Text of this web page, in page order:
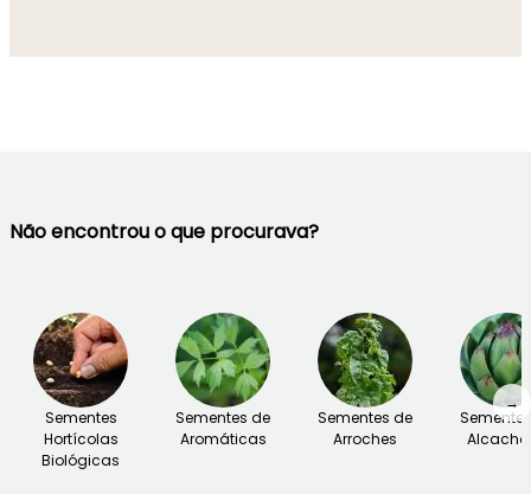
Não encontrou o que procurava?
Sementes
Hortícolas
Biológicas
Sementes de
Aromáticas
Sementes de
Arroches
→